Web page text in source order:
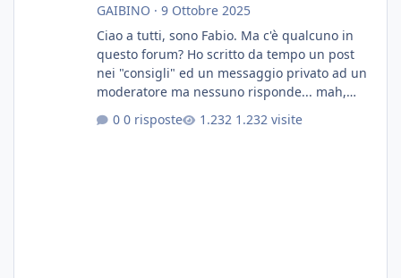
GAIBINO · 9 Ottobre 2025
Ciao a tutti, sono Fabio. Ma c'è qualcuno in
questo forum? Ho scritto da tempo un post
nei "consigli" ed un messaggio privato ad un
moderatore ma nessuno risponde... mah,
0 risposte 1.232 visite